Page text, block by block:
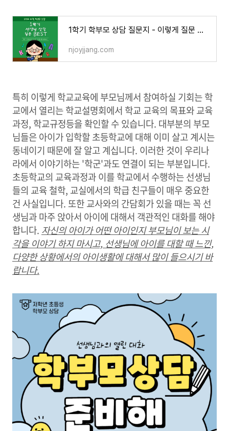
1학기 학부모 상담 질문지 - 이렇게 질문 하세요
njoyjjang.com
특히 이렇게 학교교육에 부모님께서 참여하실 기회는 학
교에서 열리는 학교설명회에서 학교 교육의 목표와 교육
과정, 학교규정등을 확인할 수 있습니다. 대부분의 부모
님들은 아이가 입학할 초등학교에 대해 이미 살고 계시는
동네이기 때문에 잘 알고 계십니다. 이러한 것이 우리나
라에서 이야기하는 '학군'과도 연결이 되는 부분입니다.
초등학교의 교육과정과 이를 학교에서 수행하는 선생님
들의 교육 철학, 교실에서의 학급 친구들이 매우 중요한
건 사실입니다. 또한 교사와의 간담회가 있을 때는 꼭 선
생님과 마주 앉아서 아이에 대해서 객관적인 대화를 해야
합니다. 자신의 아이가 어떤 아이인지 부모님이 보는 시
각을 이야기 하지 마시고, 선생님에 아이를 대할 때 느낀,
다양한 상황에서의 아이생활에 대해서 많이 들으시기 바
랍니다.